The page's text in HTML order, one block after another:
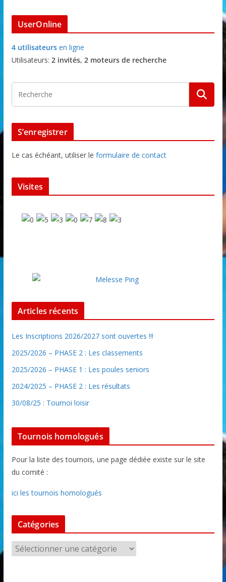
UserOnline
4 utilisateursen ligne
Utilisateurs: 2 invités, 2 moteurs de recherche
S’enregistrer
Le cas échéant, utiliser le formulaire de contact
Visites
Articles récents
Les Inscriptions 2026/2027 sont ouvertes !!!
2025/2026 – PHASE 2 : Les classements
2025/2026 – PHASE 1 : Les poules seniors
2024/2025 – PHASE 2 : Les résultats
30/08/25 : Tournoi loisir
Tournois homologués
Pour la liste des tournois, une page dédiée existe sur le site
du comité :
ici les tournois homologués
Catégories
a